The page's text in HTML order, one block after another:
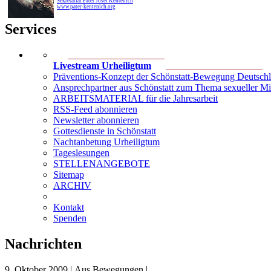
www.pater-kentenich.org
Services
Livestream Urheiligtum
Präventions-Konzept der Schönstatt-Bewegung
Ansprechpartner aus Schönstatt zum Thema sexueller
ARBEITSMATERIAL für die Jahresarbeit
RSS-Feed abonnieren
Newsletter abonnieren
Gottesdienste in Schönstatt
Nachtanbetung Urheiligtum
Tageslesungen
STELLENANGEBOTE
Sitemap
ARCHIV
Kontakt
Spenden
Nachrichten